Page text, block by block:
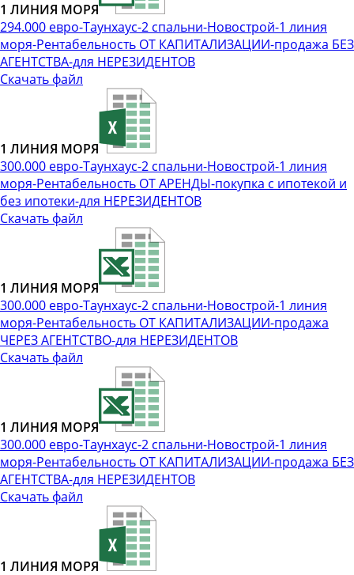
1 ЛИНИЯ МОРЯ
294.000 евро-Таунхаус-2 спальни-Новострой-1 линия
моря-Рентабельность ОТ КАПИТАЛИЗАЦИИ-продажа БЕЗ
АГЕНТСТВА-для НЕРЕЗИДЕНТОВ
Скачать файл
1 ЛИНИЯ МОРЯ
300.000 евро-Таунхаус-2 спальни-Новострой-1 линия
моря-Рентабельность ОТ АРЕНДЫ-покупка с ипотекой и
без ипотеки-для НЕРЕЗИДЕНТОВ
Скачать файл
1 ЛИНИЯ МОРЯ
300.000 евро-Таунхаус-2 спальни-Новострой-1 линия
моря-Рентабельность ОТ КАПИТАЛИЗАЦИИ-продажа
ЧЕРЕЗ АГЕНТСТВО-для НЕРЕЗИДЕНТОВ
Скачать файл
1 ЛИНИЯ МОРЯ
300.000 евро-Таунхаус-2 спальни-Новострой-1 линия
моря-Рентабельность ОТ КАПИТАЛИЗАЦИИ-продажа БЕЗ
АГЕНТСТВА-для НЕРЕЗИДЕНТОВ
Скачать файл
1 ЛИНИЯ МОРЯ